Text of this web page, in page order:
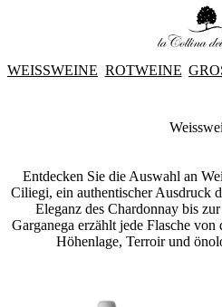
WEISSWEINE ROTWEINE
Entdecken Sie die Auswahl an
Ciliegi, ein authentischer Ausdruck
Eleganz des Chardonnay bis
Garganega erzählt jede Flasche
Höhenlage, Terroir und